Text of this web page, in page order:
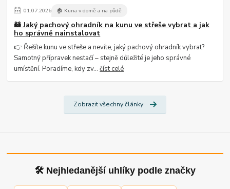
01.07.2026 🏠 Kuna v domě a na půdě
🦝 Jaký pachový ohradník na kunu ve střeše vybrat a jak
ho správně nainstalovat
👉 Řešíte kunu ve střeše a nevíte, jaký pachový ohradník vybrat?
Samotný přípravek nestačí – stejně důležité je jeho správné
umístění. Poradíme, kdy zv...číst celé
Zobrazit všechny články
🛠 Nejhledanější uhlíky podle značky